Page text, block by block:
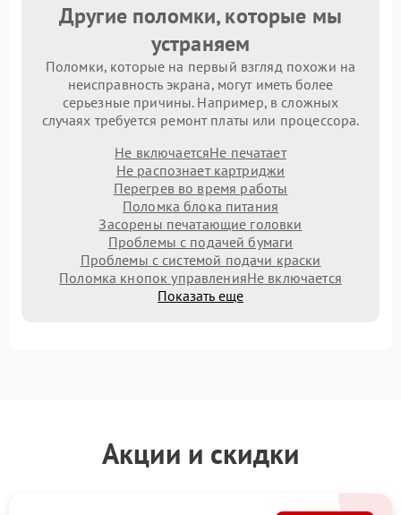
Другие поломки, которые мы
устраняем
Поломки, которые на первый взгляд похожи на
неисправность экрана, могут иметь более
серьезные причины. Например, в сложных
случаях требуется ремонт платы или процессора.
Не включаетсяНе печатает
Не распознает картриджи
Перегрев во время работы
Поломка блока питания
Засорены печатающие головки
Проблемы с подачей бумаги
Проблемы с системой подачи краски
Поломка кнопок управленияНе включается
Показать еще
Акции и скидки